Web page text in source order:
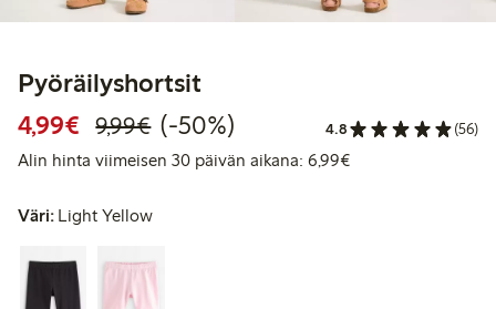
Pyöräilyshortsit
4,99€ Alennettu hinta: 4,99 €
9,99€Normaalihinta: 9,99 €
50% alennus
(-50%) 4.8 (56)
Alin hinta viimeisen 30 päivän aikana: 6,99€Alin hinta
Väri: Light Yellow